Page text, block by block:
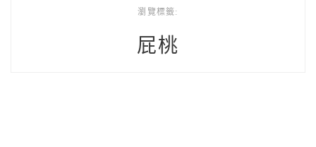
瀏覽標籤:
屁桃